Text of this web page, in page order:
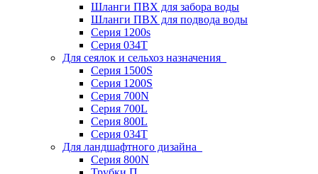
Шланги ПВХ для забора воды
Шланги ПВХ для подвода воды
Серия 1200s
Серия 034Т
Для сеялок и сельхоз назначения
Серия 1500S
Серия 1200S
Серия 700N
Серия 700L
Серия 800L
Серия 034T
Для ландшафтного дизайна
Серия 800N